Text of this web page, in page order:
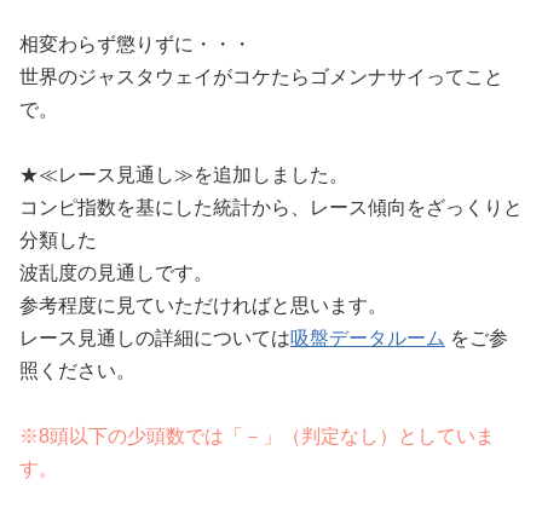
相変わらず懲りずに・・・
世界のジャスタウェイがコケたらゴメンナサイってこと
で。
★≪レース見通し≫を追加しました。
コンピ指数を基にした統計から、レース傾向をざっくりと
分類した
波乱度の見通しです。
参考程度に見ていただければと思います。
レース見通しの詳細については吸盤データルーム をご参
照ください。
※8頭以下の少頭数では「－」（判定なし）としていま
す。